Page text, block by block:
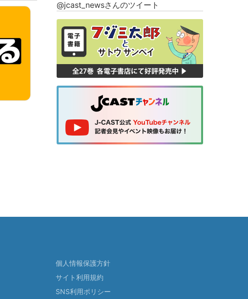
@jcast_newsさんのツイート
個人情報保護方針
サイト利用規約
SNS利用ポリシー